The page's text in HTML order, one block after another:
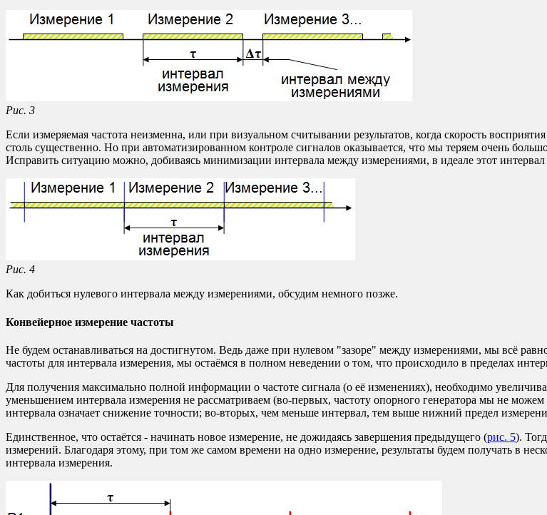
Рис. 3
Если измеряемая частота неизменна, или при визуальном считывании результатов, когда скорость
столь существенно. Но при автоматизированном контроле сигналов оказывается, что мы теряем очень
Исправить ситуацию можно, добиваясь минимизации интервала между измерениями, в идеале этот
Рис. 4
Как добиться нулевого интервала между измерениями, обсудим немного позже.
Конвейерное измерение частоты
Не будем останавливаться на достигнутом. Ведь даже при нулевом "зазоре" между измерениями, мы всё
частоты для интервала измерения, мы остаёмся в полном неведении о том, что происходило в пределах
Для получения максимально полной информации о частоте сигнала (о её изменениях), необходимо
уменьшением интервала измерения не рассматриваем (во-первых, частоту опорного генератора мы не
интервала означает снижение точности; во-вторых, чем меньше интервал, тем выше нижний предел
Единственное, что остаётся - начинать новое измерение, не дожидаясь завершения предыдущего (рис. 5).
измерений. Благодаря этому, при том же самом времени на одно измерение, результаты будем получать в
интервала измерения.